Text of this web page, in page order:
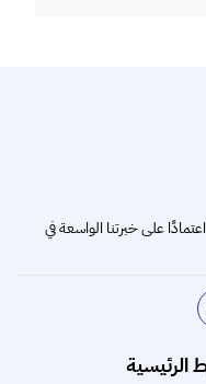
على خبرتنا الواسعة في
الرئيسية